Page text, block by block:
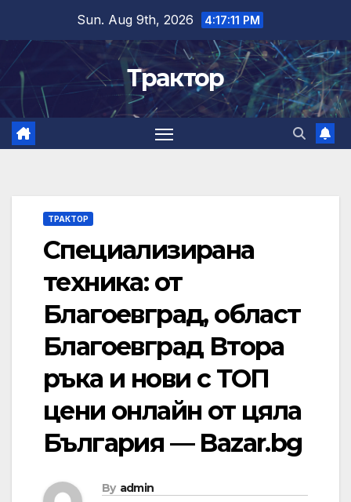
content
Sun. Aug 9th, 2026 4:17:11 PM
Трактор
ТРАКТОР
Специализирана
техника: от
Благоевград, област
Благоевград Втора
ръка и нови с ТОП
цени онлайн от цяла
България — Bazar.bg
By admin